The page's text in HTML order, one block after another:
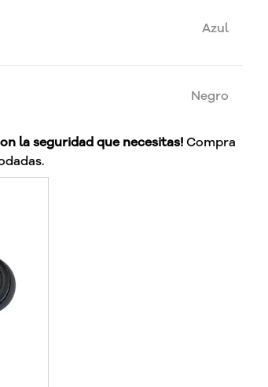
Azul
Negro
la seguridad que necesitas!Compra